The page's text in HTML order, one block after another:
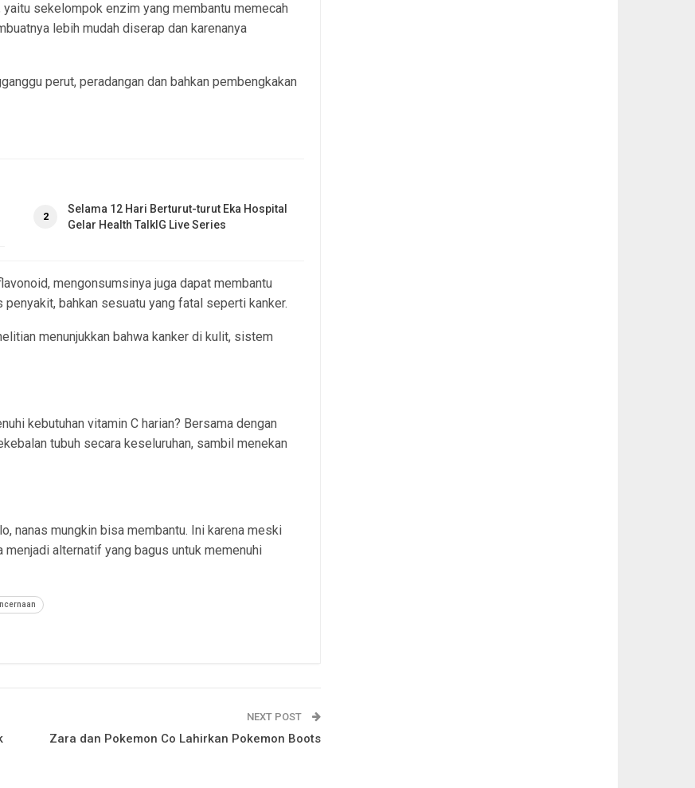
yaitu sekelompok enzim yang membantu memecah
lebih mudah diserap dan karenanya
perut, peradangan dan bahkan pembengkakan
2
Selama 12 Hari Berturut-turut Eka Hospital
Gelar Health TalkIG Live Series
mengonsumsinya juga dapat membantu
bahkan sesuatu yang fatal seperti kanker.
menunjukkan bahwa kanker di kulit, sistem
kebutuhan vitamin C harian? Bersama dengan
tubuh secara keseluruhan, sambil menekan
nanas mungkin bisa membantu. Ini karena meski
menjadi alternatif yang bagus untuk memenuhi
NEXT POST
Zara dan Pokemon Co Lahirkan Pokemon Boots